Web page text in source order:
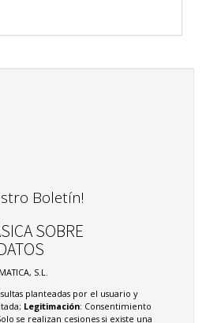
Boletín!
SOBRE
S.L.
planteadas por el usuario y
Legitimación: Consentimiento
se realizan cesiones si existe una